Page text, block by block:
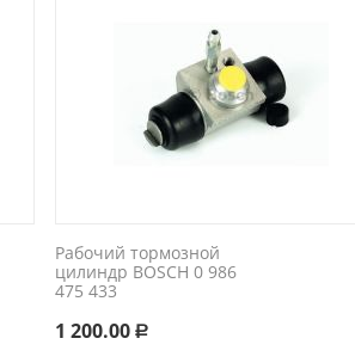
Рабочий тормозной
цилиндр BOSCH 0 986
475 433
1 200.00 Р